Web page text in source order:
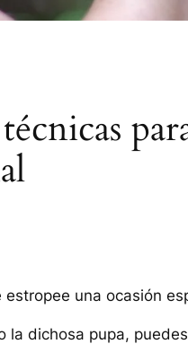
una ocasión
la dichosa pupa,